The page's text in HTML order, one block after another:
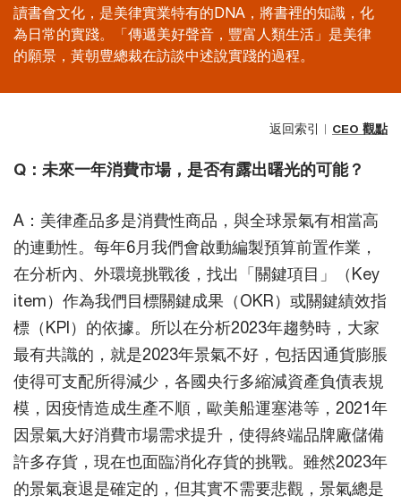
讀書會文化，是美律實業特有的DNA，將書裡的知識，化
為日常的實踐。「傳遞美好聲音，豐富人類生活」是美律
的願景，黃朝豊總裁在訪談中述說實踐的過程。
返回索引︱ CEO 觀點
Q：未來一年消費市場，是否有露出曙光的可能？
A：美律產品多是消費性商品，與全球景氣有相當高
的連動性。每年6月我們會啟動編製預算前置作業，
在分析內、外環境挑戰後，找出「關鍵項目」（Key
item）作為我們目標關鍵成果（OKR）或關鍵績效指
標（KPI）的依據。所以在分析2023年趨勢時，大家
最有共識的，就是2023年景氣不好，包括因通貨膨脹
使得可支配所得減少，各國央行多縮減資產負債表規
模，因疫情造成生產不順，歐美船運塞港等，2021年
因景氣大好消費市場需求提升，使得終端品牌廠儲備
許多存貨，現在也面臨消化存貨的挑戰。雖然2023年
的景氣衰退是確定的，但其實不需要悲觀，景氣總是